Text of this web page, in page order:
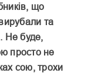
що
та
Не буде,
просто не
сою, трохи